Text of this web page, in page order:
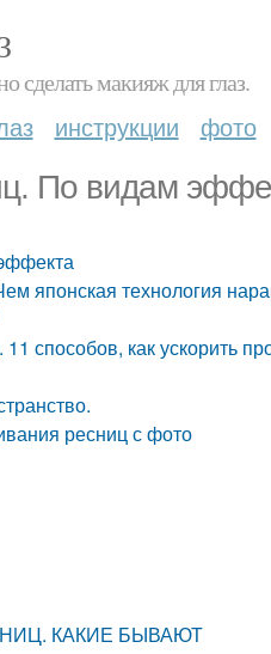
сделать макияж для глаз.
инструкции фото
По видам
японская технология
способов, как ускорить
ресниц с фото
КАКИЕ БЫВАЮТ